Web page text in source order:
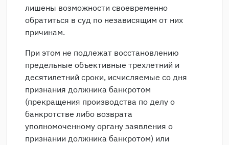
лишены возможности своевременно
обратиться в суд по независящим от них
причинам.
При этом не подлежат восстановлению
предельные объективные трехлетний и
десятилетний сроки, исчисляемые со дня
признания должника банкротом
(прекращения производства по делу о
банкротстве либо возврата
уполномоченному органу заявления о
признании должника банкротом) или